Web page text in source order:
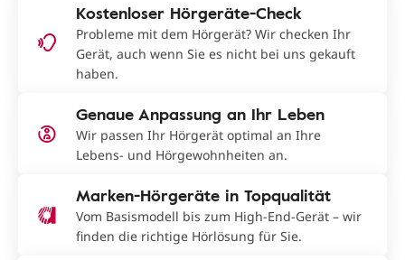
Kostenloser Hörgeräte-Check
Probleme mit dem Hörgerät? Wir checken Ihr
Gerät, auch wenn Sie es nicht bei uns gekauft
haben.
Genaue Anpassung an Ihr Leben
Wir passen Ihr Hörgerät optimal an Ihre
Lebens- und Hörgewohnheiten an.
Marken-Hörgeräte in Topqualität
Vom Basismodell bis zum High-End-Gerät – wir
finden die richtige Hörlösung für Sie.